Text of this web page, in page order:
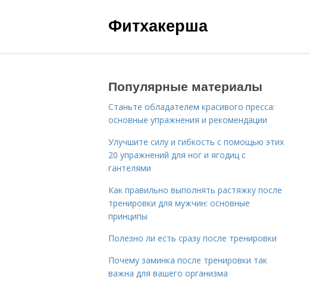
Фитхакерша
Популярные материалы
Станьте обладателем красивого пресса:
основные упражнения и рекомендации
Улучшите силу и гибкость с помощью этих
20 упражнений для ног и ягодиц с
гантелями
Как правильно выполнять растяжку после
тренировки для мужчин: основные
принципы
Полезно ли есть сразу после тренировки
Почему заминка после тренировки так
важна для вашего организма